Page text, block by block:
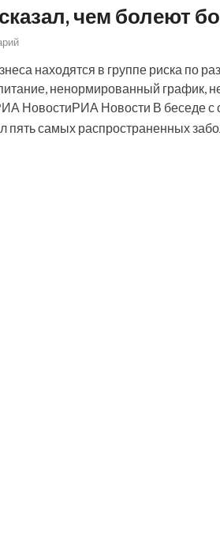
чем болеют
находятся в группе риска по
ненормированный график,
НовостиРИА Новости В беседе с
пять самых распространенных